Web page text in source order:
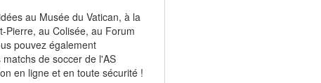
au Musée du Vatican, à la
Pierre, au Colisée, au Forum
pouvez également
de soccer de l'AS
en ligne et en toute sécurité !